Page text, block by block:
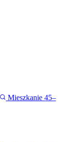
Mieszkanie 45–